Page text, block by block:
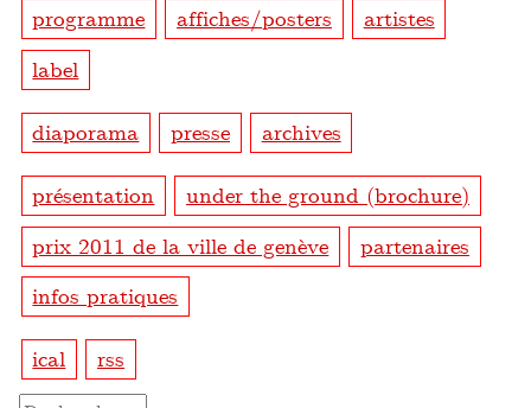
programme affiches/posters
artistes
label
diaporama presse archives
présentation
under the ground (brochure)
prix 2011 de la ville de genève
partenaires
infos pratiques
ical rss